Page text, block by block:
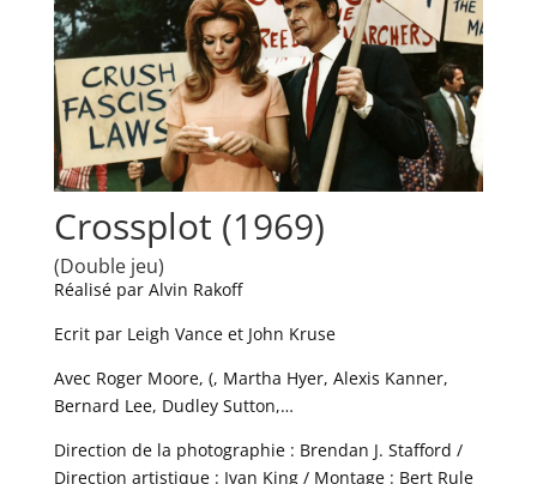
Crossplot (1969)
(Double jeu)
Réalisé par Alvin Rakoff
Ecrit par Leigh Vance et John Kruse
Avec Roger Moore, (, Martha Hyer, Alexis Kanner,
Bernard Lee, Dudley Sutton,…
Direction de la photographie : Brendan J. Stafford /
Direction artistique : Ivan King / Montage : Bert Rule